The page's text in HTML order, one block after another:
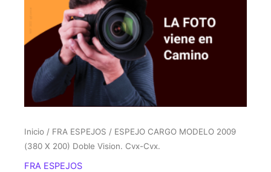
Inicio / FRA ESPEJOS / ESPEJO CARGO MODELO 2009
(380 X 200) Doble Vision. Cvx-Cvx.
FRA ESPEJOS